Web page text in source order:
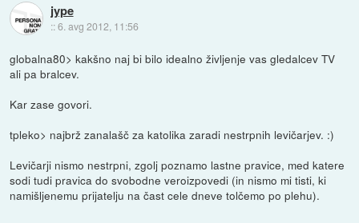
jype
::6. avg 2012, 11:56
globalna80> kakšno naj bi bilo idealno življenje vas gledalcev TV
ali pa bralcev.
Kar zase govori.
tpleko> najbrž zanalašč za katolika zaradi nestrpnih levičarjev. :)
Levičarji nismo nestrpni, zgolj poznamo lastne pravice, med katere
sodi tudi pravica do svobodne veroizpovedi (in nismo mi tisti, ki
namišljenemu prijatelju na čast cele dneve tolčemo po plehu).